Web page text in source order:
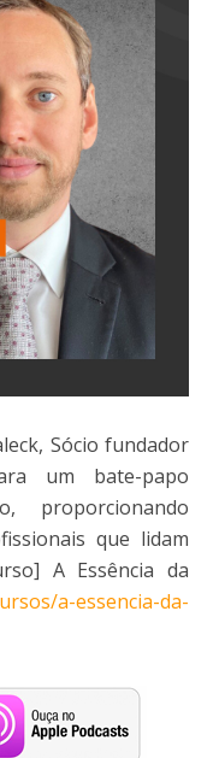
Sócio fundador
um bate-papo
proporcionando
que lidam
A Essência da
a-essencia-da-